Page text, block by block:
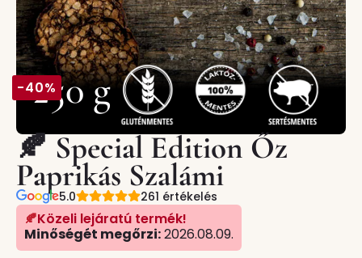
-40%
250 g
🍂 Special Edition Őz
Paprikás Szalámi
5.0 261 értékelés
🍂Közeli lejáratú termék!
Minőségét megőrzi:2026.08.09.